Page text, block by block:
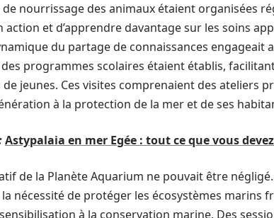
de nourrissage des animaux étaient organisées
action et d’apprendre davantage sur les soins
du partage de connaissances engageait
des programmes scolaires étaient établis,
jeunes. Ces visites comprenaient des ateliers
à la protection de la mer et de ses
Astypalaia en mer Egée : tout ce que vous
de la Planète Aquarium ne pouvait être
nécessité de protéger les écosystèmes marins
à la conservation marine. Des